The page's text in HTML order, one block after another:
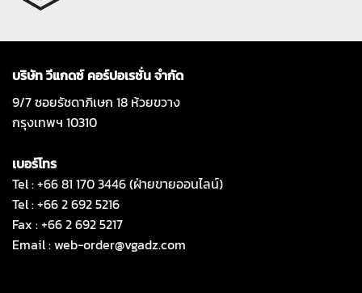
บริษัท วีแกดซ์ คอร์ปอเรชั่น จำกัด
9/7 ซอยรัชดาภิเษก 18 ห้วยขวาง
กรุงเทพฯ 10310
เบอร์โทร
Tel : +66 81 170 3446 (ฝ่ายขายออนไลน์)
Tel : +66 2 692 5216
Fax : +66 2 692 5217
Email :web-order@vgadz.com